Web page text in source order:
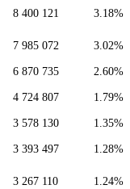
8 400 121 3.18%
7 985 072 3.02%
6 870 735 2.60%
4 724 807 1.79%
3 578 130 1.35%
3 393 497 1.28%
3 267 110 1.24%